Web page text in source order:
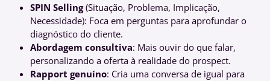
SPIN Selling(Situação, Problema, Implicação,
Necessidade): Foca em perguntas para aprofundar o
diagnóstico do cliente.
Abordagem consultiva: Mais ouvir do que falar,
personalizando a oferta à realidade do prospect.
Rapport genuíno: Cria uma conversa de igual para